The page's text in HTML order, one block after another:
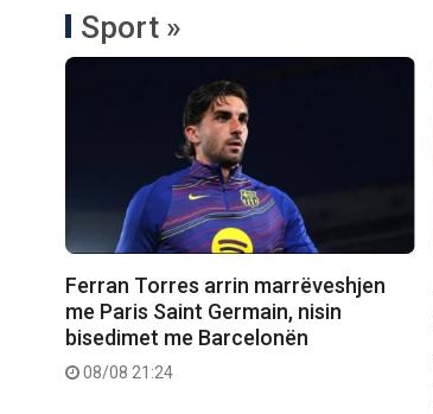
Sport »
Ferran Torres arrin marrëveshjen
me Paris Saint Germain, nisin
bisedimet me Barcelonën
08/08 21:24